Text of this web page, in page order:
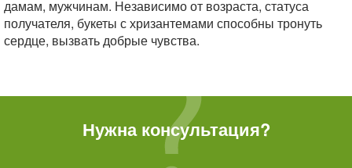
дамам, мужчинам. Независимо от возраста, статуса
получателя, букеты с хризантемами способны тронуть
сердце, вызвать добрые чувства.
Нужна консультация?